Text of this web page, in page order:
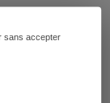
sans accepter